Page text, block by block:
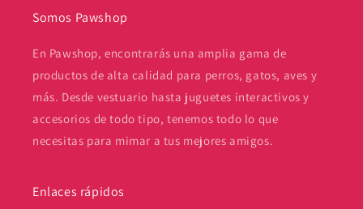
Somos Pawshop
En Pawshop, encontrarás una amplia gama de
productos de alta calidad para perros, gatos, aves y
más. Desde vestuario hasta juguetes interactivos y
accesorios de todo tipo, tenemos todo lo que
necesitas para mimar a tus mejores amigos.
Enlaces rápidos